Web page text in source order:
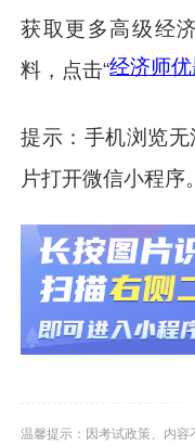
获取更多高级经
料，点击“经济师
提示：手机浏览
片打开微信小程序。
温馨提示：因考试政策、内